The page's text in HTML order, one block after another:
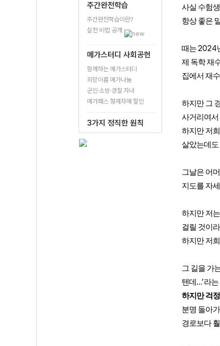
주간완전학습
주간완전학습이란?
실천 비법 공개
메가스터디 사회공헌
함께하는 메가스터디
희망이룸 메가나눔
군인·소방·경찰 자녀
메가패스 형제자매 할인
3가지 정직한 원칙
사실 수험
항상 좋은
때는2024
제 독학 재
집에서 재
하지만 그
사거리여
하지만 저
살았는데도
그날은 어
지도를 자
하지만 저
걸릴 것이
하지만 저
그 길을 가
텐데 ...’라
하지만 걱
분명 돌아
경로보다